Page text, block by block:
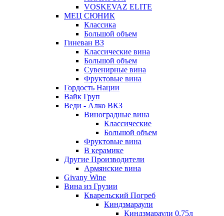
VOSKEVAZ ELITE
МЕЦ СЮНИК
Классика
Большой объем
Гиневан ВЗ
Классические вина
Большой объем
Сувенирные вина
Фруктовые вина
Гордость Нации
Вайк Груп
Веди - Алко ВКЗ
Виноградные вина
Классические
Большой объем
Фруктовые вина
В керамике
Другие Производители
Армянские вина
Givany Wine
Вина из Грузии
Кварельский Погреб
Киндзмараули
Киндзмараули 0,75л